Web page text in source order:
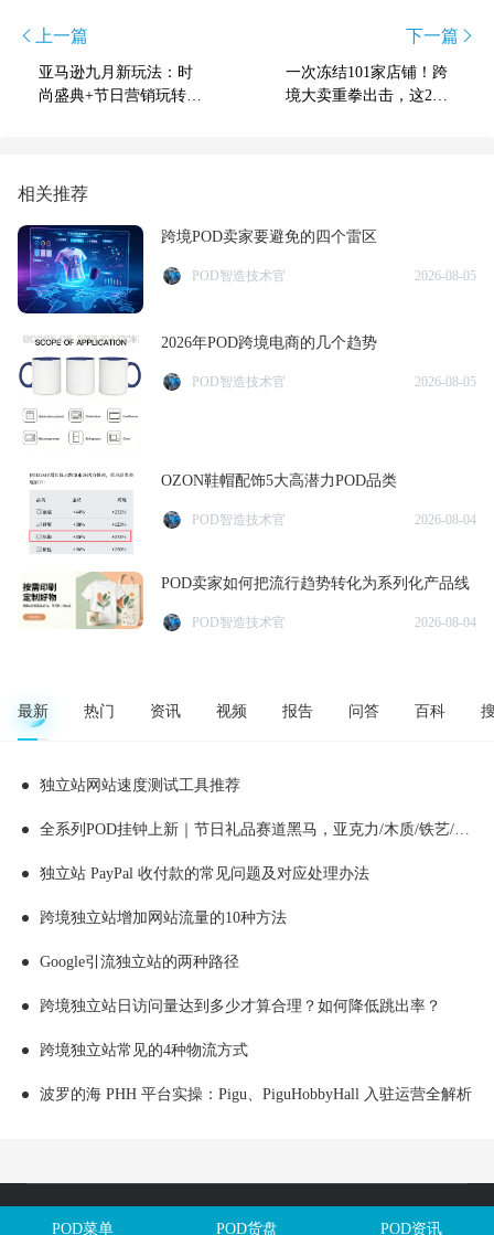
上一篇
亚马逊九月新玩法：时
尚盛典+节日营销玩转跨
下一篇
一次冻结101家店铺！跨
境大卖重拳出击，这23
相关推荐
跨境POD卖家要避免的四个雷区
POD智造技术官 2026-08-05
2026年POD跨境电商的几个趋势
POD智造技术官 2026-08-05
OZON鞋帽配饰5大高潜力POD品类
POD智造技术官 2026-08-04
POD卖家如何把流行趋势转化为系列化产品线
POD智造技术官 2026-08-04
最新 热门 资讯 视频 报告 问答 百科
独立站网站速度测试工具推荐
全系列POD挂钟上新｜节日礼品赛道黑马，亚克力/木质/铁艺/ 玻璃挂钟选品全解析！
独立站 PayPal 收付款的常见问题及对应处理办法
跨境独立站增加网站流量的10种方法
Google引流独立站的两种路径
跨境独立站日访问量达到多少才算合理？如何降低跳出率？
跨境独立站常见的4种物流方式
波罗的海 PHH 平台实操：Pigu、PiguHobbyHall 入驻运营全解析
Copyright @全球定制网All Rights Reserved. 闽ICP备2025106563号
POD菜单 POD货盘 POD资讯